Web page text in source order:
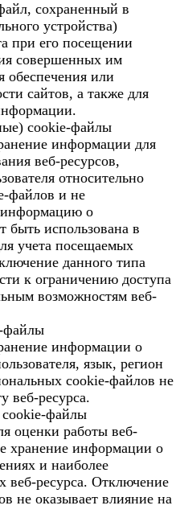
сохраненный в
устройства)
при его посещении
совершенных им
обеспечения или
сайтов, а также для
cookie-файлы
информации для
веб-ресурсов,
относительно
файлов и не
о
быть использована в
учета посещаемых
данного типа
к ограничению доступа
возможностям веб-
файлы
информации о
язык, регион
cookie-файлов не
веб-ресурса.
cookie-файлы
оценки работы веб-
хранение информации о
и наиболее
веб-ресурса. Отключение
не оказывает влияние на